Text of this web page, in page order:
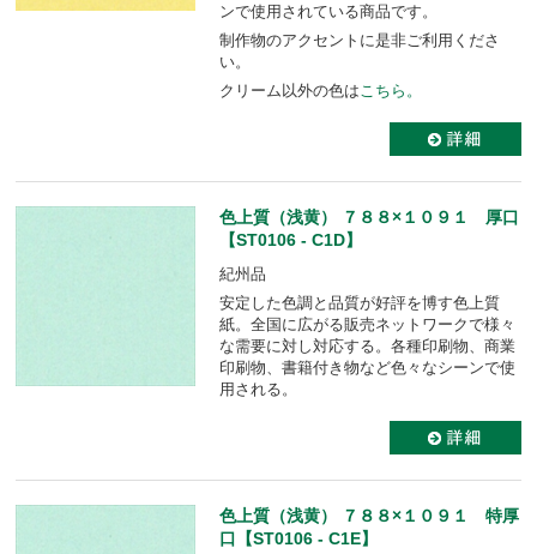
ンで使用されている商品です。
制作物のアクセントに是非ご利用くださ
い。
クリーム以外の色は こちら。
色上質（浅黄） ７８８×１０９１ 厚口
【ST0106 - C1D】
紀州品
安定した色調と品質が好評を博す色上質
紙。全国に広がる販売ネットワークで様々
な需要に対し対応する。各種印刷物、商業
印刷物、書籍付き物など色々なシーンで使
用される。
色上質（浅黄） ７８８×１０９１ 特厚
口【ST0106 - C1E】